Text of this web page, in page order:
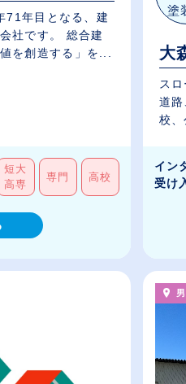
71年目となる、建
社です。 総合建
を創造する」を...
短大
高専
専門 高校
塗
大
ス
道
校、
イン
受け